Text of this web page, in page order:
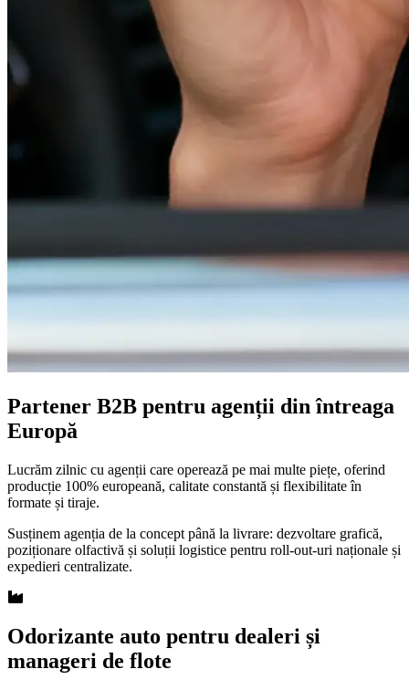
Partener B2B pentru agenții din întreaga
Europă
Lucrăm zilnic cu agenții care operează pe mai multe piețe, oferind
producție 100% europeană, calitate constantă și flexibilitate în
formate și tiraje.
Susținem agenția de la concept până la livrare: dezvoltare grafică,
poziționare olfactivă și soluții logistice pentru roll-out-uri naționale și
expedieri centralizate.
Odorizante auto pentru dealeri și
manageri de flote